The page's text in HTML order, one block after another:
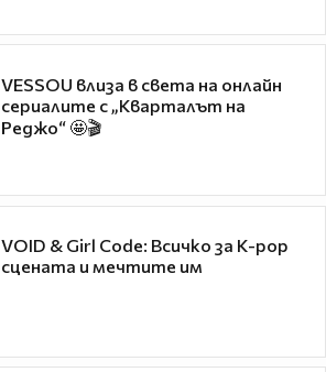
VESSOU влиза в света на онлайн
сериалите с „Кварталът на
Реджо“ 🤩🎬
VOID & Girl Code: Всичко за K-pop
сцената и мечтите им